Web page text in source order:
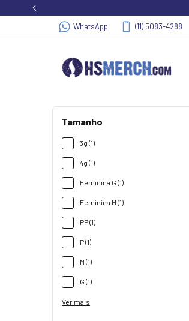
WhatsApp (11) 5083-4288
Tamanho
3g (1)
4g (1)
Feminina G (1)
Feminina M (1)
PP (1)
P (1)
M (1)
G (1)
Ver mais